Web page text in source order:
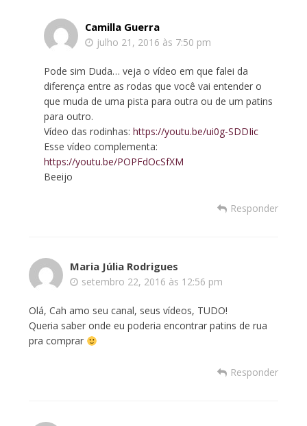
Camilla Guerra
julho 21, 2016 às 7:50 pm
Pode sim Duda… veja o vídeo em que falei da
diferença entre as rodas que você vai entender o
que muda de uma pista para outra ou de um patins
para outro.
Vídeo das rodinhas:https://youtu.be/ui0g-SDDIic
Esse vídeo complementa:
https://youtu.be/POPFdOcSfXM
Beeijo
Responder
Maria Júlia Rodrigues
setembro 22, 2016 às 12:56 pm
Olá, Cah amo seu canal, seus vídeos, TUDO!
Queria saber onde eu poderia encontrar patins de rua
pra comprar
Responder